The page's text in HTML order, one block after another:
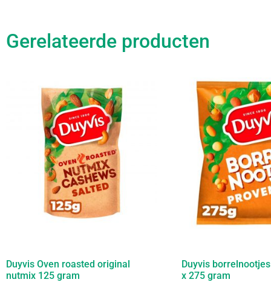
Gerelateerde producten
Duyvis Oven roasted original
nutmix 125 gram
Duyvis
x 275 gram